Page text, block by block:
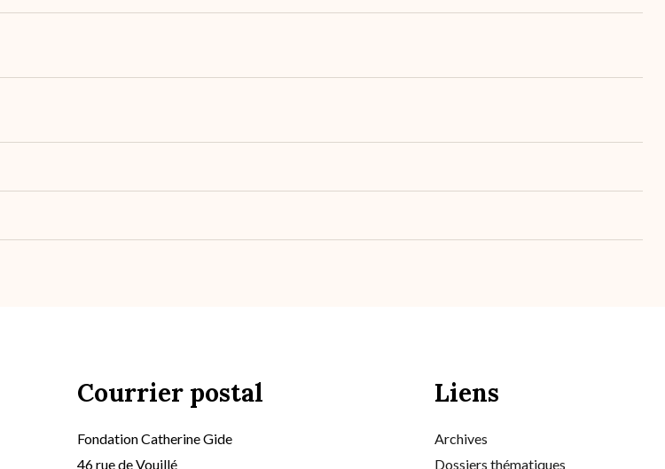
Courrier postal
Fondation Catherine Gide
46 rue de Vouillé
Liens
Archives
Dossiers thématiques